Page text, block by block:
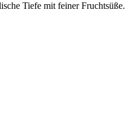
Tiefe mit feiner